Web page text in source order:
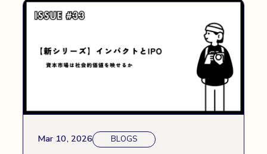
Mar 10, 2026 BLOGS